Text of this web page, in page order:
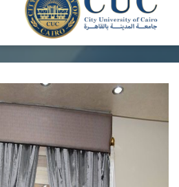
الرئيسية أهداء من السيد